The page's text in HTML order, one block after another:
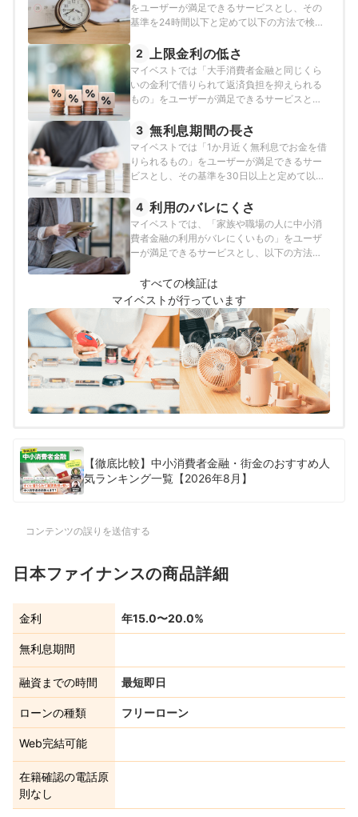
をユーザーが満足できるサービスとし、その
基準を24時間以下と定めて以下の方法で検証
検証を行っています。
2 上限金利の低さ
マイベストでは「大手消費者金融と同じくら
いの金利で借りられて返済負担を抑えられる
もの」をユーザーが満足できるサービスと
法で検証を行いました。2026年8月3日時点の
情報で検証を行っています。
3 無利息期間の長さ
マイベストでは「1か月近く無利息でお金を借
りられるもの」をユーザーが満足できるサー
ビスとし、その基準を30日以上と定めて以下
点の情報で検証を行っています。
4 利用のバレにくさ
マイベストでは、「家族や職場の人に中小消
費者金融の利用がバレにくいもの」をユーザ
ーが満足できるサービスとし、以下の方法で
で検証を行っています。
すべての検証は
マイベストが行っています
【徹底比較】中小消費者金融・街金のおすすめ人
気ランキング一覧【2026年8月】
コンテンツの誤りを送信する
日本ファイナンスの商品詳細
金利 年15.0〜20.0%
無利息期間
融資までの時間 最短即日
ローンの種類 フリーローン
Web完結可能
在籍確認の電話原
則なし